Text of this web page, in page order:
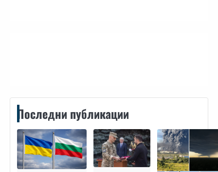
Последни публикации